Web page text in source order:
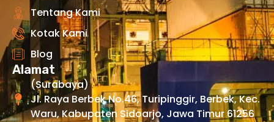
Tentang Kami
Kotak Kami
Blog
Alamat
(Surabaya)
Jl. Raya Berbek No.46, Turipinggir, Berbek, Kec.
Waru, Kabupaten Sidoarjo, Jawa Timur 61256